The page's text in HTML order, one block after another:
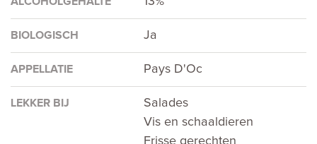
BIOLOGISCH Ja
APPELLATIE Pays D'Oc
LEKKER BIJ
Salades
Vis en schaaldieren
Frisse gerechten